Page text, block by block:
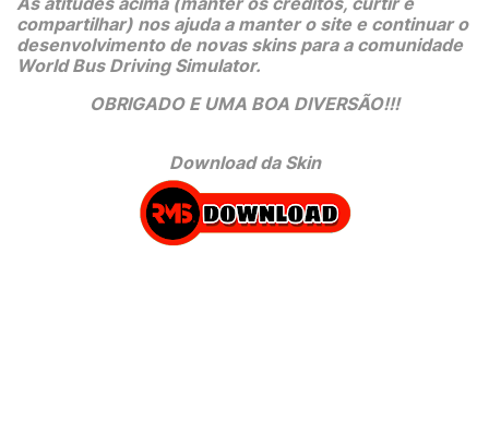
compartilhar) nos ajuda a manter o site e continuar o
desenvolvimento de novas skins para a comunidade
World Bus Driving Simulator.
OBRIGADO E UMA BOA DIVERSÃO!!!
Download da Skin